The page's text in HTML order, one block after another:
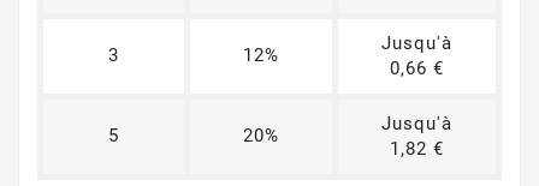
3 12%
Jusqu'à
0,66 €
5 20%
Jusqu'à
1,82 €